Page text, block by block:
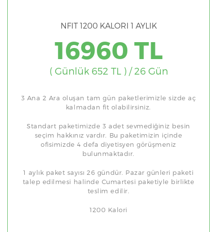
NFIT 1200 KALORI 1 AYLIK
16960 TL
( Günlük 652 TL ) / 26 Gün
3 Ana 2 Ara oluşan tam gün paketlerimizle sizde aç
kalmadan fit olabilirsiniz.
Standart paketimizde 3 adet sevmediğiniz besin
seçim hakkınız vardır. Bu paketimizin içinde
ofisimizde 4 defa diyetisyen görüşmeniz
bulunmaktadır.
1 aylık paket sayısı 26 gündür. Pazar günleri paketi
talep edilmesi halinde Cumartesi paketiyle birlikte
teslim edilir.
1200 Kalori